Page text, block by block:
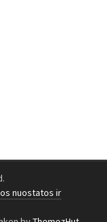
nuostatos ir